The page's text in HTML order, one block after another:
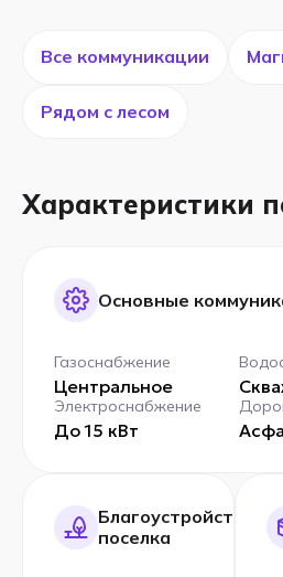
Все коммуникации
Рядом с лесом
Характеристики
Основные
Газоснабжение
Центральное
Электроснабжение
До 15 кВт
Благоустройство
поселка